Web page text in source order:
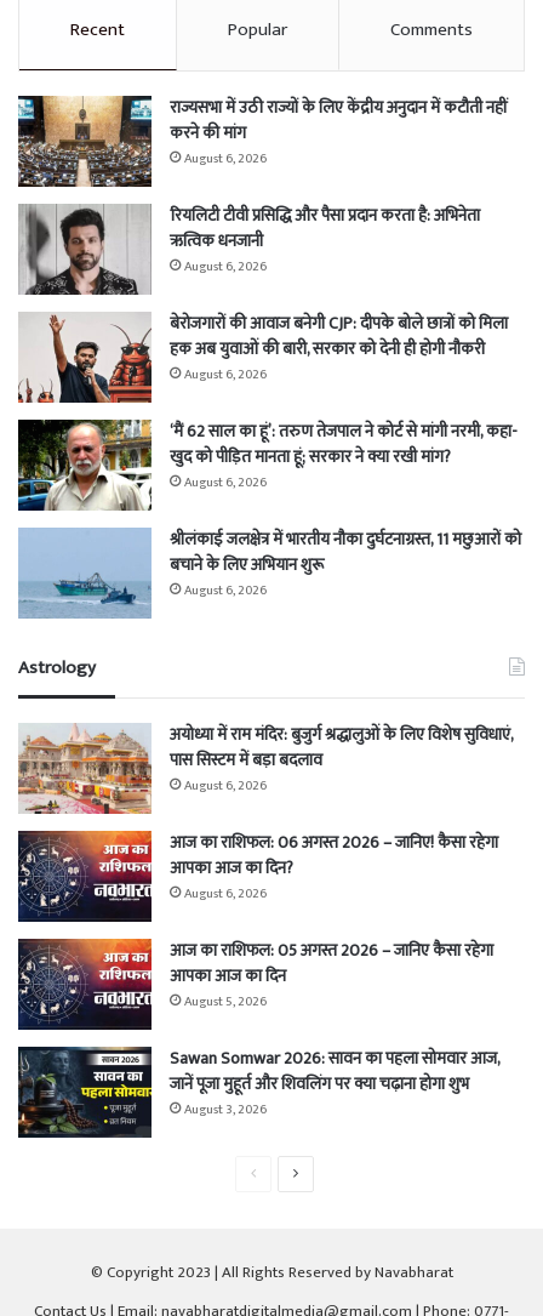
Recent Popular Comments
राज्यसभा में उठी राज्यों के लिए केंद्रीय अनुदान में कटौती नहीं
करने की मांग
August 6, 2026
रियलिटी टीवी प्रसिद्धि और पैसा प्रदान करता है: अभिनेता
ऋत्विक धनजानी
August 6, 2026
बेरोजगारों की आवाज बनेगी CJP: दीपके बोले छात्रों को मिला
हक अब युवाओं की बारी, सरकार को देनी ही होगी नौकरी
August 6, 2026
‘मैं 62 साल का हूं’: तरुण तेजपाल ने कोर्ट से मांगी नरमी, कहा-
खुद को पीड़ित मानता हूं; सरकार ने क्या रखी मांग?
August 6, 2026
श्रीलंकाई जलक्षेत्र में भारतीय नौका दुर्घटनाग्रस्त, 11 मछुआरों को
बचाने के लिए अभियान शुरू
August 6, 2026
Astrology
अयोध्या में राम मंदिर: बुजुर्ग श्रद्धालुओं के लिए विशेष सुविधाएं,
पास सिस्टम में बड़ा बदलाव
August 6, 2026
आज का राशिफल: 06 अगस्त 2026 – जानिए! कैसा रहेगा
आपका आज का दिन?
August 6, 2026
आज का राशिफल: 05 अगस्त 2026 – जानिए कैसा रहेगा
आपका आज का दिन
August 5, 2026
Sawan Somwar 2026: सावन का पहला सोमवार आज,
जानें पूजा मुहूर्त और शिवलिंग पर क्या चढ़ाना होगा शुभ
August 3, 2026
PreviousNext
© Copyright 2023 | All Rights Reserved by Navabharat
Contact Us| Email: navabharatdigitalmedia@gmail.com | Phone: 0771-